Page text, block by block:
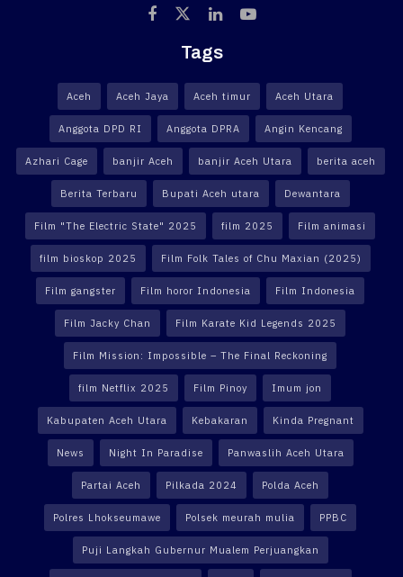
Tags
Aceh Aceh Jaya Aceh timur Aceh Utara
Anggota DPD RI Anggota DPRA Angin Kencang
Azhari Cage banjir Aceh banjir Aceh Utara berita aceh
Berita Terbaru Bupati Aceh utara Dewantara
Film "The Electric State" 2025 film 2025 Film animasi
film bioskop 2025 Film Folk Tales of Chu Maxian (2025)
Film gangster Film horor Indonesia Film Indonesia
Film Jacky Chan Film Karate Kid Legends 2025
Film Mission: Impossible – The Final Reckoning
film Netflix 2025 Film Pinoy Imum jon
Kabupaten Aceh Utara Kebakaran Kinda Pregnant
News Night In Paradise Panwaslih Aceh Utara
Partai Aceh Pilkada 2024 Polda Aceh
Polres Lhokseumawe Polsek meurah mulia PPBC
Puji Langkah Gubernur Mualem Perjuangkan